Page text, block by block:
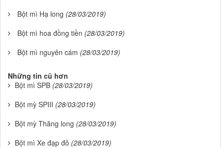
Bột mì Hạ long (28/03/2019)
Bột mì hoa đồng tiền (28/03/2019)
Bột mì nguyên cám (28/03/2019)
Những tin cũ hơn
Bột mì SPB (28/03/2019)
Bột mỳ SPIII (28/03/2019)
Bột mỳ Thăng long (28/03/2019)
Bột mì Xe đạp đỏ (28/03/2019)